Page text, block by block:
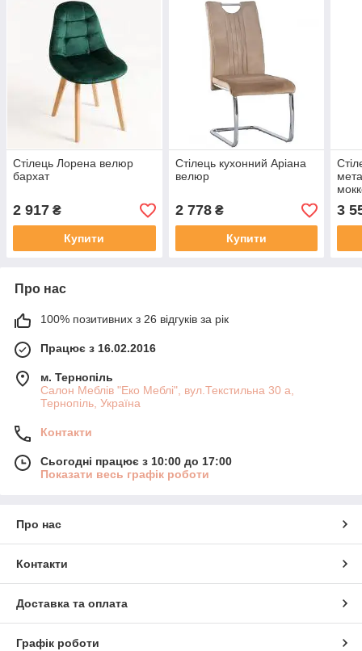
Стілець Лорена велюр
бархат
2 917 ₴
Купити
Стілець кухонний Аріана
велюр
2 778₴
Купити
3
Про нас
100% позитивних з 26 відгуків за рік
Працює з 16.02.2016
м. Тернопіль
Салон Меблів "Еко Меблі", вул.Текстильна 30 а,
Тернопіль, Україна
Контакти
Сьогодні працює з 10:00 до 17:00
Показати весь графік роботи
Про нас
Контакти
Доставка та оплата
Графік роботи